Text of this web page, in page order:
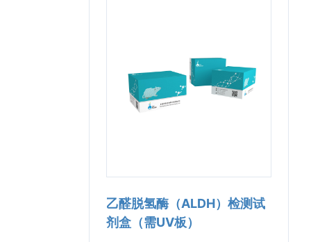
乙醛脱氢酶（ALDH）检测试
剂盒（需UV板）